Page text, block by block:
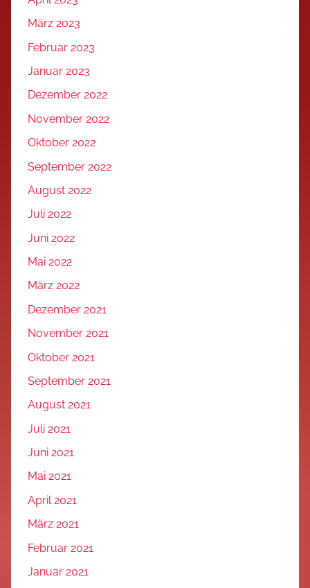
März 2023
Februar 2023
Januar 2023
Dezember 2022
November 2022
Oktober 2022
September 2022
August 2022
Juli 2022
Juni 2022
Mai 2022
März 2022
Dezember 2021
November 2021
Oktober 2021
September 2021
August 2021
Juli 2021
Juni 2021
Mai 2021
April 2021
März 2021
Februar 2021
Januar 2021